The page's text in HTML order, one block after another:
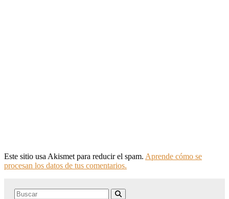
Este sitio usa Akismet para reducir el spam. Aprende cómo se
procesan los datos de tus comentarios.
Search